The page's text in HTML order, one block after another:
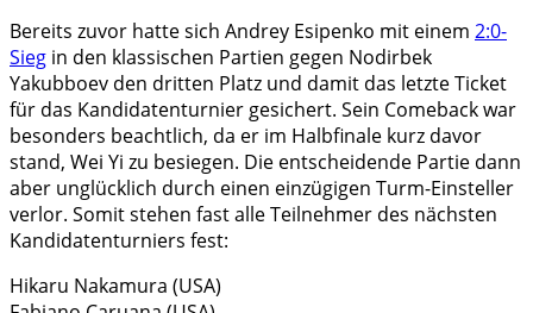
Bereits zuvor hatte sich Andrey Esipenko mit einem 2:0-
Sieg in den klassischen Partien gegen Nodirbek
Yakubboev den dritten Platz und damit das letzte Ticket
für das Kandidatenturnier gesichert. Sein Comeback war
besonders beachtlich, da er im Halbfinale kurz davor
stand, Wei Yi zu besiegen. Die entscheidende Partie dann
aber unglücklich durch einen einzügigen Turm-Einsteller
verlor. Somit stehen fast alle Teilnehmer des nächsten
Kandidatenturniers fest:
Hikaru Nakamura (USA)